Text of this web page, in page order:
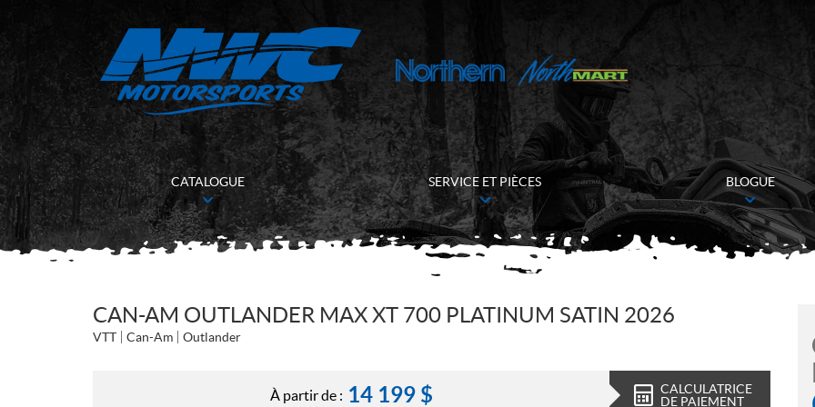
CATALOGUE SERVICE ET PIÈCES BLOGUE
CAN-AM OUTLANDER MAX XT 700 PLATINUM SATIN 2026
VTT Can-Am Outlander
À partir de : 14 199 $
CALCULATRICE
DE PAIEMENT